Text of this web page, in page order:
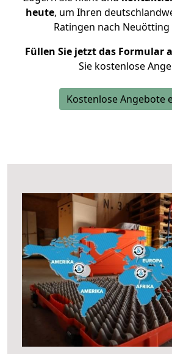
heute, um Ihren
Ratingen nach Neuötting
Füllen Sie jetzt das Formular
Sie kostenlose
Kostenlose Angebote